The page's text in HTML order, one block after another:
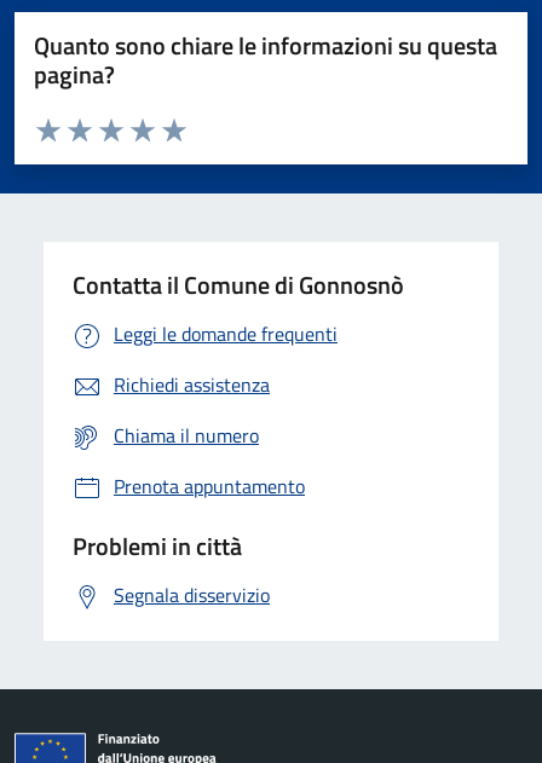
Quanto sono chiare le informazioni su questa
pagina?
Valuta da 1 a 5 stelle la pagina
Valuta 5 stelle su 5
Valuta 4 stelle su 5
Valuta 3 stelle su 5
Valuta 2 stelle su 5
Valuta 1 stelle su 5
Contatta il Comune di Gonnosnò
Leggi le domande frequenti
Richiedi assistenza
Chiama il numero
Prenota appuntamento
Problemi in città
Segnala disservizio